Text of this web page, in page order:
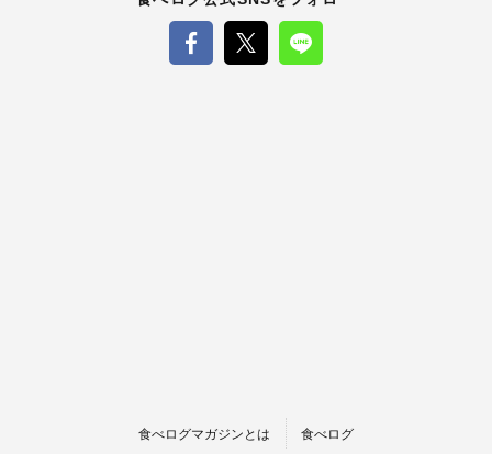
食べログマガジンとは 食べログ